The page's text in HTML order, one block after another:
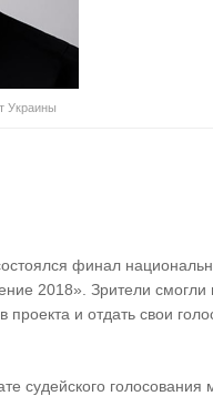
Украины
финал
2018». Зрители смогли
проекта и отдать свои
судейского голосования